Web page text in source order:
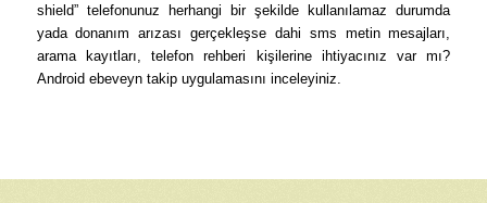
shield” telefonunuz herhangi bir şekilde kullanılamaz durumda
yada donanım arızası gerçekleşse dahi sms metin mesajları,
arama kayıtları, telefon rehberi kişilerine ihtiyacınız var mı?
Android ebeveyn takip uygulamasını inceleyiniz.